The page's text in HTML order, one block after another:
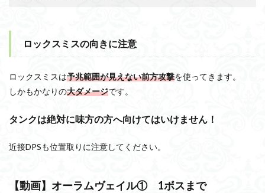
ロックスミスの向きに注意
ロックスミスは予兆範囲が見えない前方攻撃を使ってきます。
しかもかなりの大ダメージです。
タンクは絶対に味方の方へ向けてはいけません！
近接DPSも位置取りに注意してください。
【動画】オーラムヴェイル① 1ボスまで